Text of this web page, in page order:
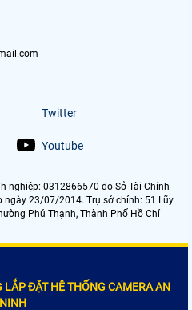
Twitter
Youtube
nghiệp: 0312866570 do Sở Tài Chính
ngày 23/07/2014. Trụ sở chính: 51 Lũy
Phú Thạnh, Thành Phố Hồ Chí
ĐẶT HỆ THỐNG CAMERA AN
NINH